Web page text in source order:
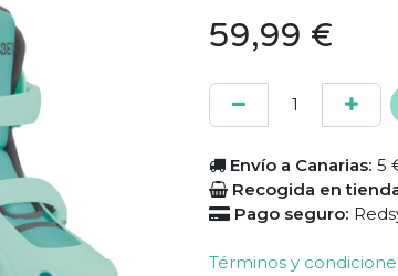
59,99 €
Envío a Canarias: 5
Recogida en
Pago seguro:
Términos y